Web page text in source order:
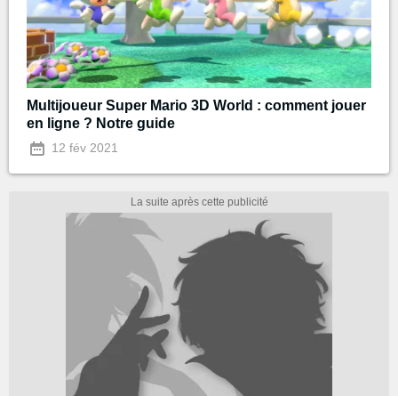
Multijoueur Super Mario 3D World : comment jouer
en ligne ? Notre guide
12 fév 2021